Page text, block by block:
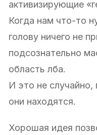
активизирующие
Когда нам что-то
голову ничего не
подсознательно
область лба.
И это не случайно,
они находятся.
Хорошая идея